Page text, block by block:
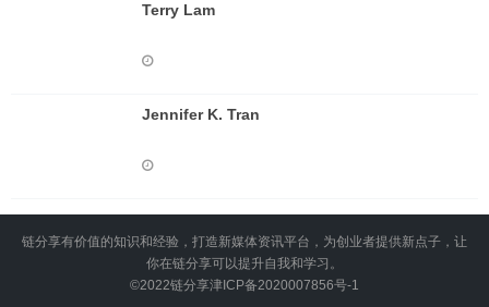
Terry Lam
Jennifer K. Tran
链分享有价值的知识和经验，打造新媒体资讯平台，为创业者提供新点子，让
你在链分享可以提升自我和学习。
©2022链分享津ICP备2020007856号-1